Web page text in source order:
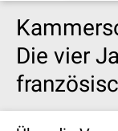
Die vier